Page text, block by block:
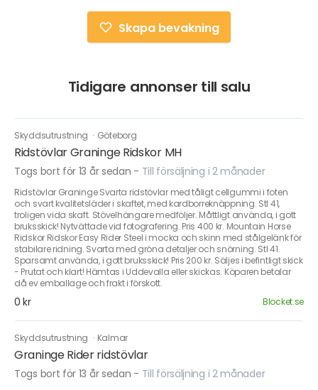
Skapa bevakning
Tidigare annonser till salu
Skyddsutrustning · Göteborg
Ridstövlar Graninge Ridskor MH
Togs bort för 13 år sedan - Till försäljning i 2 månader
Ridstövlar Graninge Svarta ridstövlar med tåligt cellgummi i foten
och svart kvalitetsläder i skaftet, med kardborreknäppning. Stl 41,
troligen vida skaft. Stövelhängare medföljer. Måttligt använda, i gott
bruksskick! Nytvättade vid fotografering. Pris 400 kr. Mountain Horse
Ridskor Ridskor Easy Rider Steel i mocka och skinn med stålgelänk för
stabilare ridning. Svarta med gröna detaljer och snörning. Stl 41.
Sparsamt använda, i gott bruksskick! Pris 200 kr. Säljes i befintligt skick
- Prutat och klart! Hämtas i Uddevalla eller skickas. Köparen betalar
då ev emballage och frakt i förskott.
0 kr Blocket.se
Skyddsutrustning · Kalmar
Graninge Rider ridstövlar
Togs bort för 13 år sedan - Till försäljning i 2 månader